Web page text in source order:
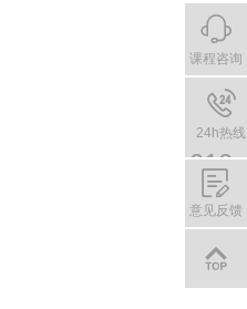
课程咨询
24h热线
010-
8818
2883
意见反馈